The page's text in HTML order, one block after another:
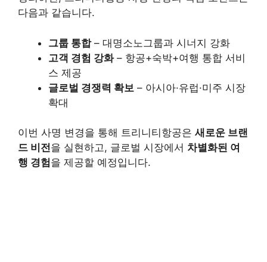
다음과 같습니다.
그룹 통합– 대명소노그룹과 시너지 강화
고객 경험 강화– 항공+숙박+여행 통합 서비
스 제공
글로벌 경쟁력 확보 – 아시아·유럽·미주 시장
확대
이번 사명 변경을 통해 트리니티항공은 새로운 브랜
드 비전을 실현하고, 글로벌 시장에서 차별화된 여
행 경험을 제공할 예정입니다.